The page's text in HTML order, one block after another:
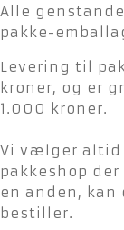
Alle
pakke-
Levering til
kroner, og er
1.000 kroner.
Vi vælger altid
pakkeshop
en anden, kan
bestiller.